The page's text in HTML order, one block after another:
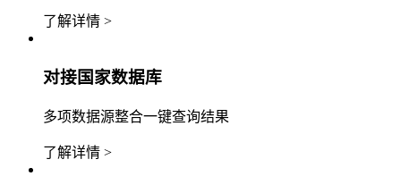
了解详情 >
对接国家数据库
多项数据源整合一键查询结果
了解详情 >